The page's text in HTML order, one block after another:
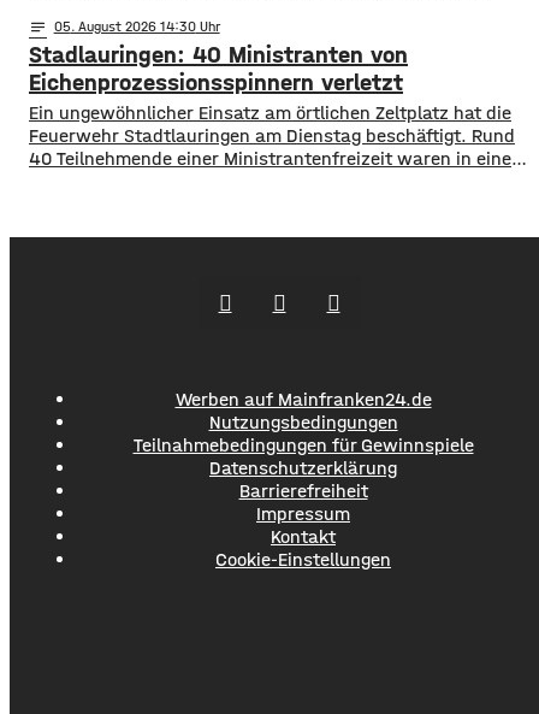
hängen. Das Gespann schleifte das Auto mehrere Meter
mit und fuhr dann einfach davon. Der PKW wurde an der
Front massiv beschädigt, der
notes 05. August 2026 14:30
Stadlauringen: 40 Ministranten von
Eichenprozessionsspinnern verletzt
Ein ungewöhnlicher Einsatz am örtlichen Zeltplatz hat die
Feuerwehr Stadtlauringen am Dienstag beschäftigt. Rund
40 Teilnehmende einer Ministrantenfreizeit waren in einem
Eichenprozessionsspinner können schwere
Werben auf Mainfranken24.de
Nutzungsbedingungen
Teilnahmebedingungen für Gewinnspiele
Datenschutzerklärung
Barrierefreiheit
Impressum
Kontakt
Cookie-Einstellungen